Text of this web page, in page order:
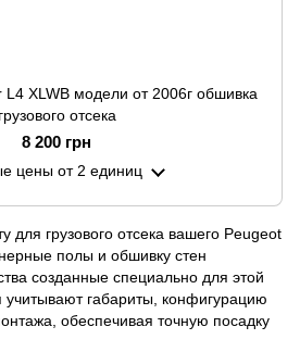
XLWB модели от 2006г обшивка
грузового отсека
8 200 грн
ценыот 2 единиц
грузового отсека вашего Peugeot
полы и обшивку стен
созданные специально для этой
габариты, конфигурацию
обеспечивая точную посадку